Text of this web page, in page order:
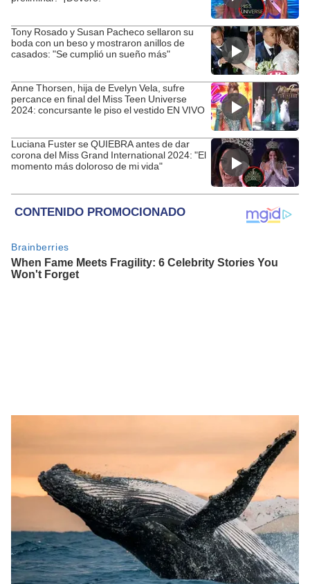
Tony Rosado y Susan Pacheco sellaron su
boda con un beso y mostraron anillos de
casados: "Se cumplió un sueño más"
Anne Thorsen, hija de Evelyn Vela, sufre
percance en final del Miss Teen Universe
2024: concursante le piso el vestido EN VIVO
Luciana Fuster se QUIEBRA antes de dar
corona del Miss Grand International 2024: "El
momento más doloroso de mi vida"